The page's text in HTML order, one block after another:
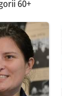
60+